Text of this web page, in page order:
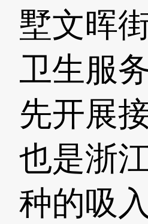
墅文晖
卫生服
先开展
也是浙
种的吸